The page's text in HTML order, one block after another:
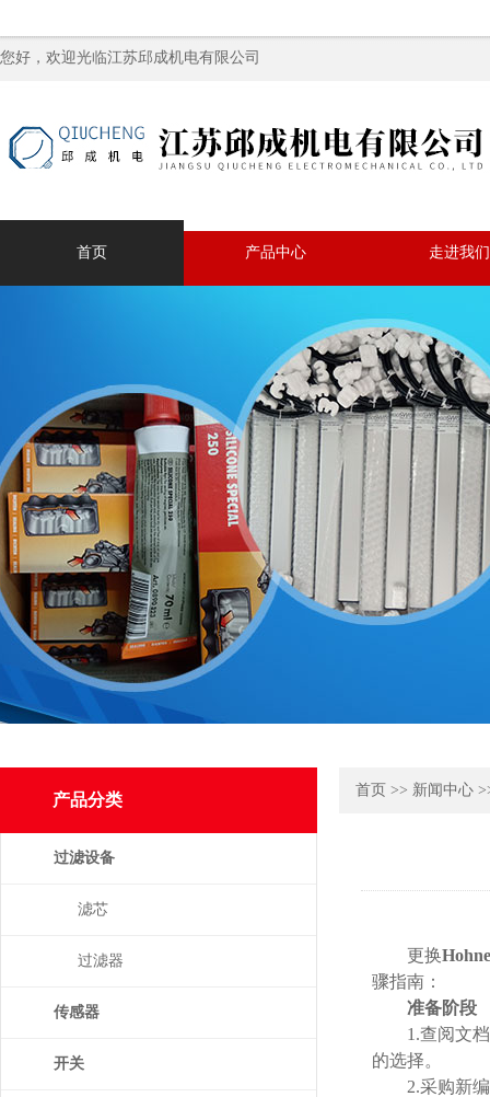
您好，欢迎光临江苏邱成机电有限公司
首页 产品中心 走进我们
产品分类
过滤设备
滤芯
过滤器
传感器
开关
首页 >> 新闻中心
更换
骤指南：
准备阶段
1.查阅文档
的选择。
2.采购新编